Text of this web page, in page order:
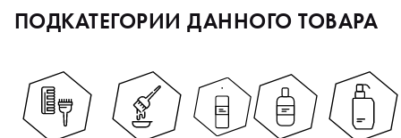
ПОДКАТЕГОРИИ ДАННОГО ТОВАРА